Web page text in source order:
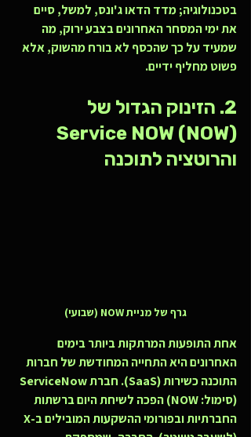
בטכנולוגיה; מדד הדאו ג'ונס, למשל, סיים
את ימי המסחר האחרונים בצבע ירוק, מה
שמעיד על כך שהכסף לא בורח מהשוק, אלא
פשוט מחליף ידיים.
2. הזינוק הגדול של
והרוטציה לתוכנה
גרף של מניית NOW (שבועי)
אחת התופעות המרתקות ביותר בימים
האחרונים היא התחייה המחודשת של חברות
(סימול: NOW) הפכה לשיחת היום ברשתות